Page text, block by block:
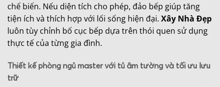
chế biến. Nếu diện tích cho phép, đảo bếp giúp tăng
tiện ích và thích hợp với lối sống hiện đại. Xây Nhà Đẹp
luôn tùy chỉnh bố cục bếp dựa trên thói quen sử dụng
thực tế của từng gia đình.
Thiết kế phòng ngủ master với tủ âm tường và tối ưu lưu
trữ